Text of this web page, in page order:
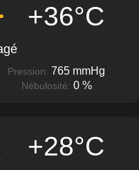
+36°C
Pression: 765 mmHg
Nébulosité: 0 %
+28°C